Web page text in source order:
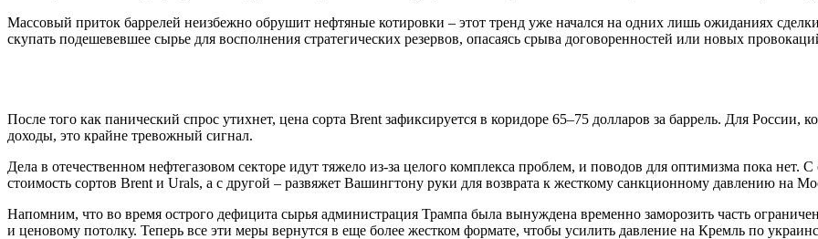
Массовый приток баррелей неизбежно обрушит нефтяные котировки – этот тренд уже начался на одних лишь ожиданиях
скупать подешевевшее сырье для восполнения стратегических резервов, опасаясь срыва договоренностей или новых
После того как панический спрос утихнет, цена сорта Brent зафиксируется в коридоре 65–75 долларов за баррель. Для
доходы, это крайне тревожный сигнал.
Дела в отечественном нефтегазовом секторе идут тяжело из-за целого комплекса проблем, и поводов для оптимизма пока
стоимость сортов Brent и Urals, а с другой – развяжет Вашингтону руки для возврата к жесткому санкционному давлению на
Напомним, что во время острого дефицита сырья администрация Трампа была вынуждена временно заморозить часть
и ценовому потолку. Теперь все эти меры вернутся в еще более жестком формате, чтобы усилить давление на Кремль по